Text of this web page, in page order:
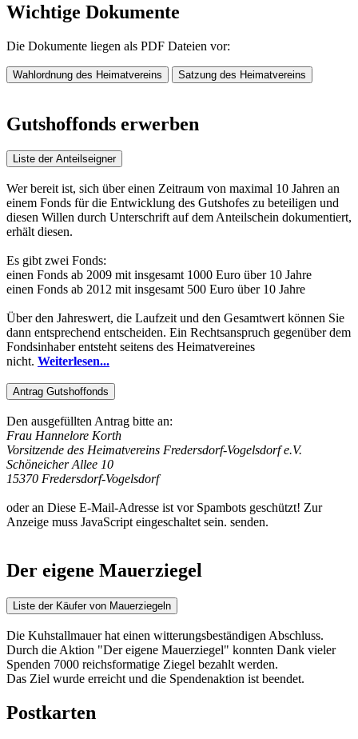
Wichtige Dokumente
Die Dokumente liegen als PDF Dateien vor:
Wahlordnung des Heimatvereins Satzung des Heimatvereins
Gutshoffonds erwerben
Liste der Anteilseigner
Wer bereit ist, sich über einen Zeitraum von maximal 10 Jahren an
einem Fonds für die Entwicklung des Gutshofes zu beteiligen und
diesen Willen durch Unterschrift auf dem Anteilschein dokumentiert,
erhält diesen.
Es gibt zwei Fonds:
einen Fonds ab 2009 mit insgesamt 1000 Euro über 10 Jahre
einen Fonds ab 2012 mit insgesamt 500 Euro über 10 Jahre
Über den Jahreswert, die Laufzeit und den Gesamtwert können Sie
dann entsprechend entscheiden. Ein Rechtsanspruch gegenüber dem
Fondsinhaber entsteht seitens des Heimatvereines
nicht. Weiterlesen...
Antrag Gutshoffonds
Den ausgefüllten Antrag bitte an:
Frau Hannelore Korth
Vorsitzende des Heimatvereins Fredersdorf-Vogelsdorf e.V.
Schöneicher Allee 10
15370 Fredersdorf-Vogelsdorf
oder an Diese E-Mail-Adresse ist vor Spambots geschützt! Zur
Anzeige muss JavaScript eingeschaltet sein. senden.
Der eigene Mauerziegel
Liste der Käufer von Mauerziegeln
Die Kuhstallmauer hat einen witterungsbeständigen Abschluss.
Durch die Aktion "Der eigene Mauerziegel" konnten Dank vieler
Spenden 7000 reichsformatige Ziegel bezahlt werden.
Das Ziel wurde erreicht und die Spendenaktion ist beendet.
Postkarten